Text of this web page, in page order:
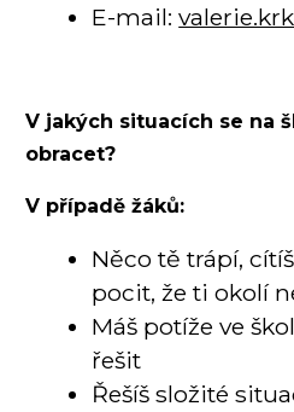
E-mail:
V jakých situacích se na
obracet?
V případě žáků:
Něco tě trápí,
pocit, že ti okolí
Máš potíže ve
řešit
Řešíš složité